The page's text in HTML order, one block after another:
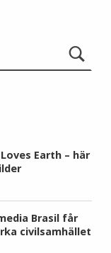
Earth – här
Brasil får
civilsamhället